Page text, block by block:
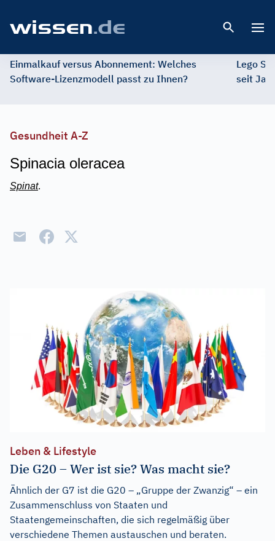
Einmalkauf versus Abonnement: Welches
Software-Lizenzmodell passt zu Ihnen?
Lego
seit
Gesundheit A-Z
Spinacia oleracea
Spinat.
Leben & Lifestyle
Die G20 – Wer ist sie? Was macht sie?
Ähnlich der G7 ist die G20 – „Gruppe der Zwanzig“ – ein
Zusammenschluss von Staaten und
Staatengemeinschaften, die sich regelmäßig über
verschiedene Themen austauschen und beraten.